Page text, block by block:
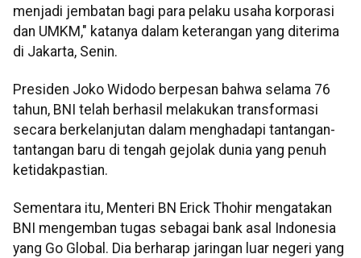
menjadi jembatan bagi para pelaku usaha korporasi
dan UMKM," katanya dalam keterangan yang diterima
di Jakarta, Senin.
Presiden Joko Widodo berpesan bahwa selama 76
tahun, BNI telah berhasil melakukan transformasi
secara berkelanjutan dalam menghadapi tantangan-
tantangan baru di tengah gejolak dunia yang penuh
ketidakpastian.
Sementara itu, Menteri BN Erick Thohir mengatakan
BNI mengemban tugas sebagai bank asal Indonesia
yang Go Global. Dia berharap jaringan luar negeri yang